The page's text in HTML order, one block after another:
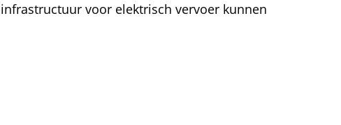
voor elektrisch vervoer kunnen